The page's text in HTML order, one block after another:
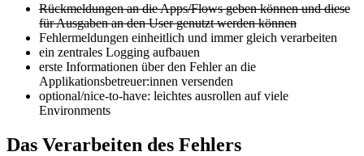
Rückmeldungen an die Apps/Flows geben können und diese
für Ausgaben an den User genutzt werden können
Fehlermeldungen einheitlich und immer gleich verarbeiten
ein zentrales Logging aufbauen
erste Informationen über den Fehler an die
Applikationsbetreuer:innen versenden
optional/nice-to-have: leichtes ausrollen auf viele
Environments
Das Verarbeiten des Fehlers